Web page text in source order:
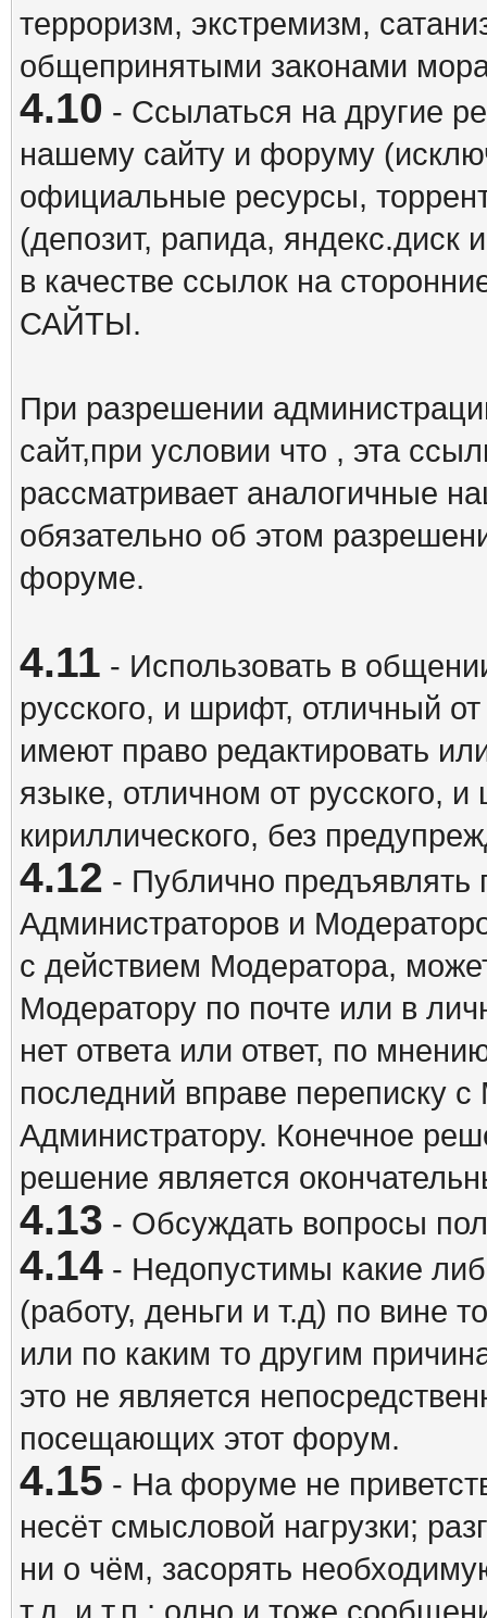
терроризм, экстремизм,
общепринятыми законами
4.10 - Ссылаться на другие
нашему сайту и форуму
официальные ресурсы,
(депозит, рапида, яндекс.диск
в качестве ссылок на
САЙТЫ.
При разрешении
сайт,при условии что , эта
рассматривает аналогичные
обязательно об этом
форуме.
4.11 - Использовать в
русского, и шрифт, отличный
имеют право редактировать
языке, отличном от русского,
кириллического, без
4.12 - Публично предъявлять
Администраторов и
с действием Модератора,
Модератору по почте или в
нет ответа или ответ, по
последний вправе переписку
Администратору. Конечное
решение является
4.13 - Обсуждать вопросы
4.14- Недопустимы какие
(работу, деньги и т.д) по вине
или по каким то другим
это не является
посещающих этот форум.
4.15 - На форуме не
несёт смысловой нагрузки;
ни о чём, засорять